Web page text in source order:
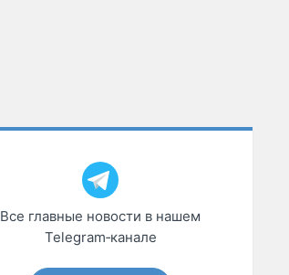
Все главные новости в нашем
Telegram‑канале